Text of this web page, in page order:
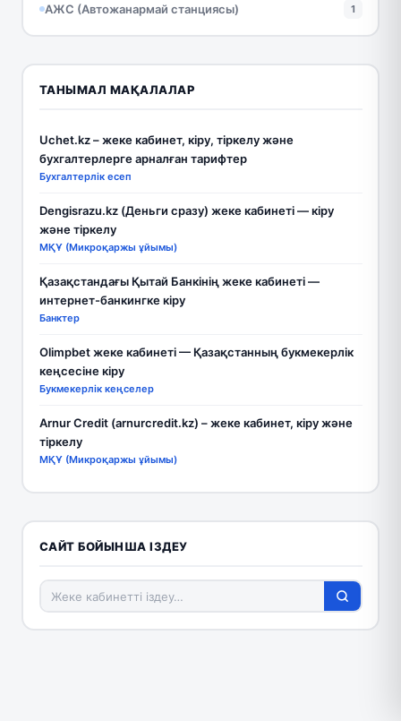
АЖС (Автожанармай станциясы) 1
ТАНЫМАЛ МАҚАЛАЛАР
Uchet.kz – жеке кабинет, кіру, тіркелу және
бухгалтерлерге арналған тарифтер
Бухгалтерлік есеп
Dengisrazu.kz (Деньги сразу) жеке кабинеті — кіру
және тіркелу
МҚҰ (Микроқаржы ұйымы)
Қазақстандағы Қытай Банкінің жеке кабинеті —
интернет-банкингке кіру
Банктер
Olimpbet жеке кабинеті — Қазақстанның букмекерлік
кеңсесіне кіру
Букмекерлік кеңселер
Arnur Credit (arnurcredit.kz) – жеке кабинет, кіру және
тіркелу
МҚҰ (Микроқаржы ұйымы)
САЙТ БОЙЫНША ІЗДЕУ